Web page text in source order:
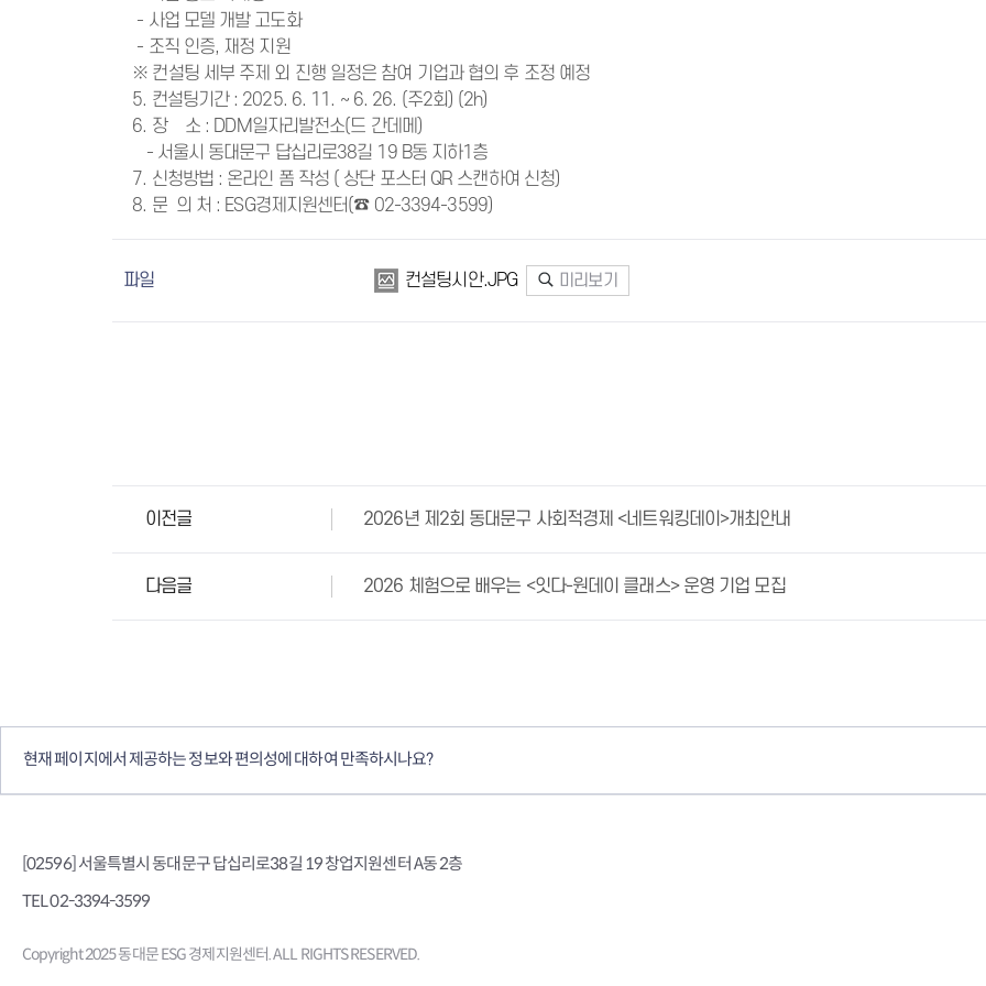
- 사업 모델 개발 고도화
- 조직 인증, 재정 지원
※ 컨설팅 세부 주제 외 진행 일정은 참여 기업과 협의 후 조정 예정
5. 컨설팅기간 : 2025. 6. 11. ~ 6. 26. (주2회) (2h)
6. 장 소 : DDM일자리발전소(드 간데메)
- 서울시 동대문구 답십리로38길 19 B동 지하1층
7. 신청방법 : 온라인 폼 작성 ( 상단 포스터 QR 스캔하여 신청)
8. 문 의 처 : ESG경제지원센터(☎ 02-3394-3599)
파일 컨설팅시안.JPG 미리보기
이전글 2026년 제2회 동대문구 사회적경제 <네트워킹데이>개최안내
다음글 2026 체험으로 배우는 <잇다-원데이 클래스> 운영 기업 모집
현재 페이지에서 제공하는 정보와 편의성에 대하여 만족하시나요?
[02596] 서울특별시 동대문구 답십리로38길 19 창업지원센터 A동 2층
TEL 02-3394-3599
Copyright 2025 동대문 ESG 경제지원센터. ALL RIGHTS RESERVED.